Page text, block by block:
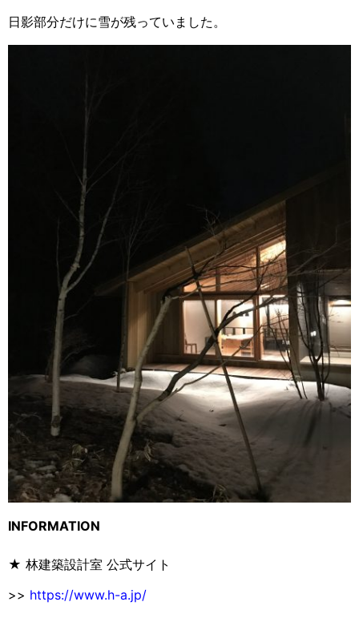
日影部分だけに雪が残っていました。
INFORMATION
★ 林建築設計室 公式サイト
>> https://www.h-a.jp/